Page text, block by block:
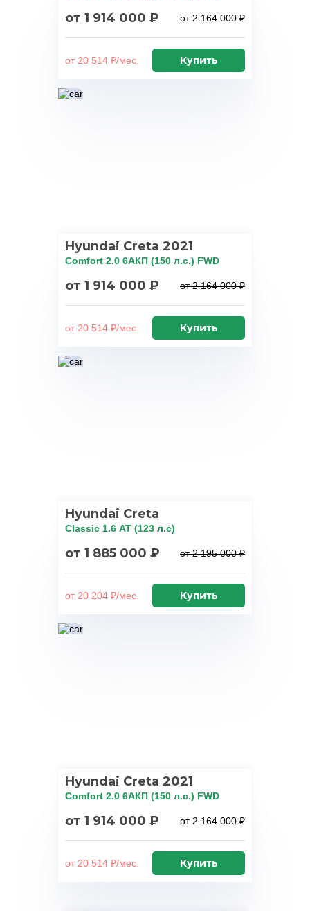
от 1 914 000 ₽ от 2 164 000 ₽
от 20 514 ₽/мес. Купить
Hyundai Creta 2021
Comfort 2.0 6AКП (150 л.с.) FWD
от 1 914 000 ₽ от 2 164 000 ₽
от 20 514 ₽/мес. Купить
Hyundai Creta
Classic 1.6 АТ (123 л.с)
от 1 885 000 ₽ от 2 195 000 ₽
от 20 204 ₽/мес. Купить
Hyundai Creta 2021
Comfort 2.0 6AКП (150 л.с.) FWD
от 1 914 000 ₽ от 2 164 000 ₽
от 20 514 ₽/мес. Купить